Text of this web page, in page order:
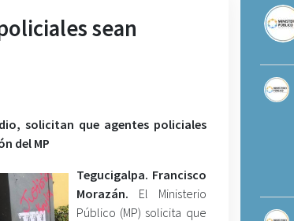
sean
solicitan que agentes policiales
del MP
Tegucigalpa. Francisco
Morazán. El Ministerio
Público (MP) solicita que